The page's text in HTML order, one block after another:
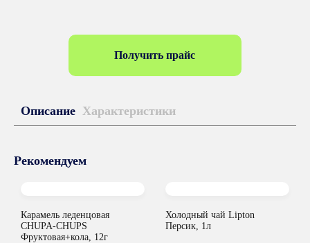
Получить прайс
Описание Характеристики
Рекомендуем
Карамель леденцовая
CHUPA-CHUPS
Фруктовая+кола, 12г
Холодный чай Lipton
Персик, 1л